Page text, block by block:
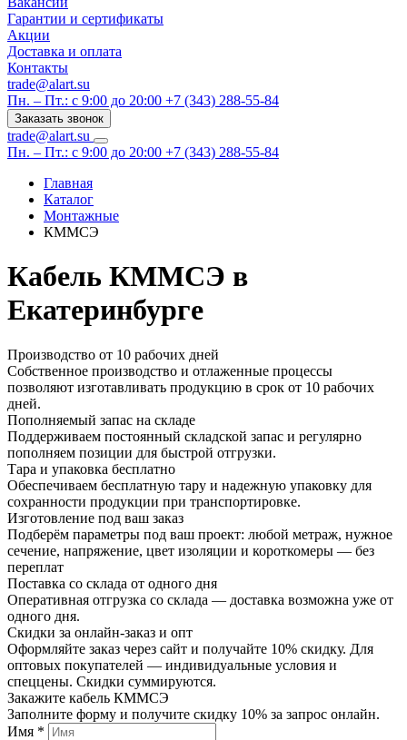
Гарантии и сертификаты
Акции
Доставка и оплата
Контакты
trade@alart.su
Пн. – Пт.: с 9:00 до 20:00 +7 (343) 288-55-84
Заказать звонок
trade@alart.su
Пн. – Пт.: с 9:00 до 20:00 +7 (343) 288-55-84
Главная
Каталог
Монтажные
КММСЭ
Кабель КММСЭ в
Екатеринбурге
Производство от 10 рабочих дней
Собственное производство и отлаженные процессы
позволяют изготавливать продукцию в срок от 10 рабочих
дней.
Пополняемый запас на складе
Поддерживаем постоянный складской запас и регулярно
пополняем позиции для быстрой отгрузки.
Тара и упаковка бесплатно
Обеспечиваем бесплатную тару и надежную упаковку для
сохранности продукции при транспортировке.
Изготовление под ваш заказ
Подберём параметры под ваш проект: любой метраж, нужное
сечение, напряжение, цвет изоляции и короткомеры — без
переплат
Поставка со склада от одного дня
Оперативная отгрузка со склада — доставка возможна уже от
одного дня.
Скидки за онлайн-заказ и опт
Оформляйте заказ через сайт и получайте 10% скидку. Для
оптовых покупателей — индивидуальные условия и
спеццены. Скидки суммируются.
Закажите кабель КММСЭ
Заполните форму и получите скидку 10% за запрос онлайн.
Имя *